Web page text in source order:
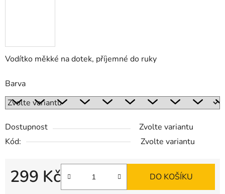
Vodítko měkké na dotek, příjemné do ruky
Barva
Dostupnost
Zvolte variantu
Kód:
Zvolte variantu
299 Kč DO KOŠÍKU